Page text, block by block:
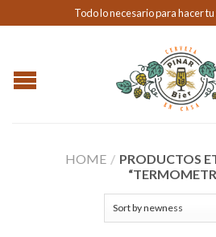
Todo lo necesario para hacer
HOME / PRODUCTOS